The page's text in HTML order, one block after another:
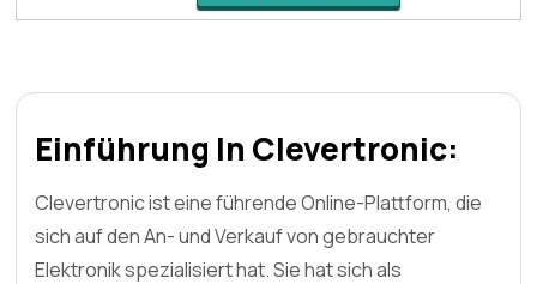
Einführung In Clevertronic:
Clevertronic ist eine führende Online-Plattform, die
sich auf den An- und Verkauf von gebrauchter
Elektronik spezialisiert hat. Sie hat sich als